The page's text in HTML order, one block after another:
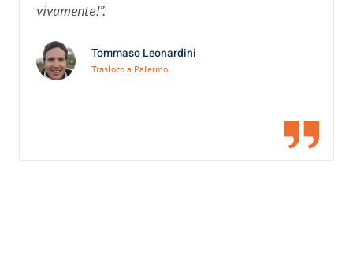
vivamente!”.
Tommaso Leonardini
Trasloco a Palermo